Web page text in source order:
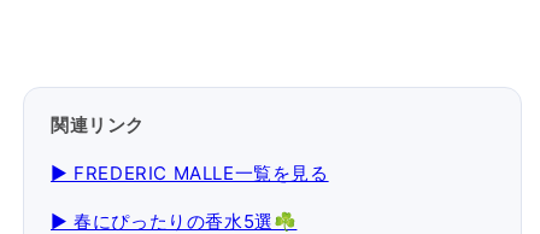
関連リンク
▶ FREDERIC MALLE一覧を見る
▶ 春にぴったりの香水5選☘️